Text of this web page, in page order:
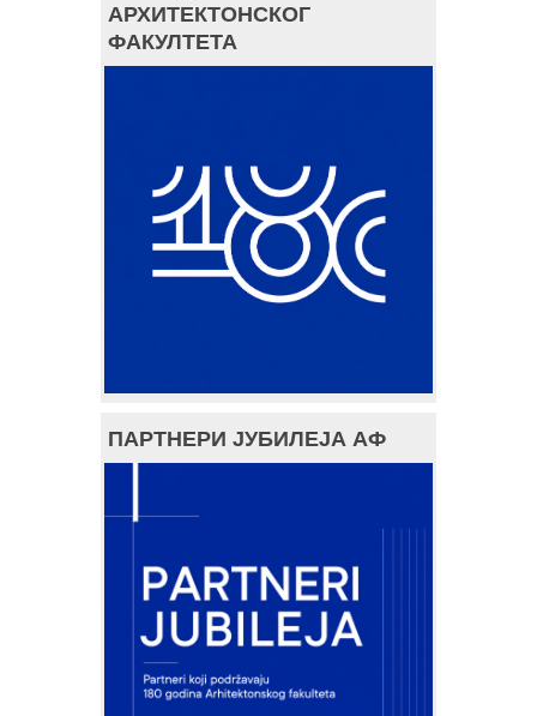
АРХИТЕКТОНСКОГ
ФАКУЛТЕТА
ПАРТНЕРИ ЈУБИЛЕЈА АФ